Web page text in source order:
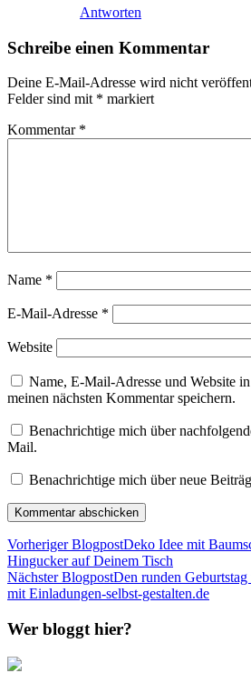
Antworten
Schreibe einen Kommentar
Deine E-Mail-Adresse wird nicht
Felder sind mit * markiert
Kommentar *
Name *
E-Mail-Adresse *
Website
Name, E-Mail-Adresse und Website
meinen nächsten Kommentar speichern.
Benachrichtige mich über
Mail.
Benachrichtige mich über neue
Vorheriger BlogpostDeko Idee mit
Hingucker auf Deinem Tisch
Nächster BlogpostDen runden
mit Einladungen-selbst-gestalten.de
Wer bloggt hier?